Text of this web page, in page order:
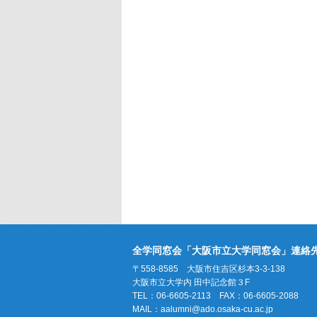
全学同窓会「大阪市立大学同窓会」連絡
〒558-8585 大阪市住吉区杉本3-3-138
大阪市立大学内 田中記念館３F
TEL：06-6605-2113 FAX：06-6605-2088
MAIL： aalumni@ado.osaka-cu.ac.jp